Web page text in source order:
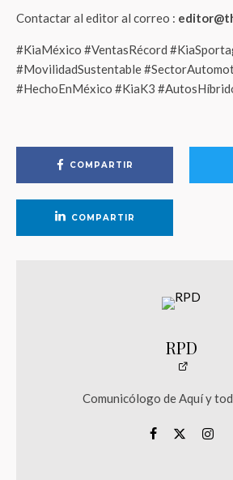
Contactar al editor al correo :
#KiaMéxico #VentasRécord
#MovilidadSustentable
#HechoEnMéxico #KiaK3
COMPARTIR
COMPARTIR
RPD
Comunicólogo de Aquí y